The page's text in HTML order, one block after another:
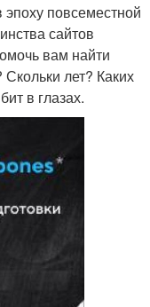
повсеместной
сайтов
вам найти
лет? Каких
в глазах.